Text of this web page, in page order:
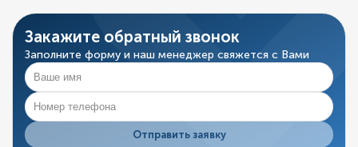
Закажите обратный звонок
Заполните форму и наш менеджер свяжется с Вами
Отправить заявку